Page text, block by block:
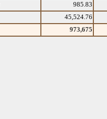
985.83
45,524.76
973,675